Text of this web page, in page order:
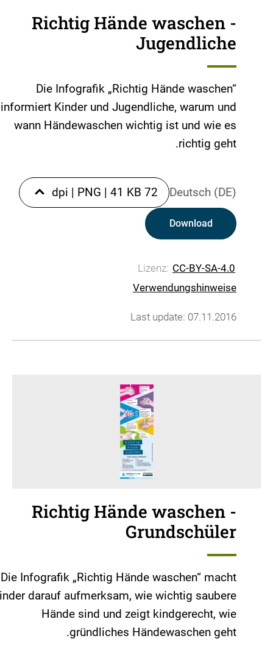
Richtig Hände waschen -
Jugendliche
Die Infografik „Richtig Hände waschen“
informiert Kinder und Jugendliche, warum und
wann Händewaschen wichtig ist und wie es
richtig geht.
Deutsch (DE)
72 dpi
| PNG | 41 KB
Download
Lizenz: CC-BY-SA-4.0
Verwendungshinweise
Last update: 07.11.2016
Richtig Hände waschen -
Grundschüler
Die Infografik „Richtig Hände waschen“ macht
darauf aufmerksam, wie wichtig saubere
Hände sind und zeigt kindgerecht, wie
gründliches Händewaschen geht.